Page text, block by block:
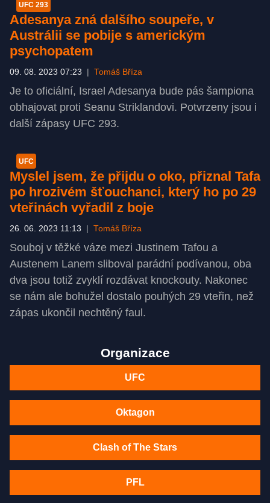
UFC 293
Adesanya zná dalšího soupeře, v
Austrálii se pobije s americkým
psychopatem
09. 08. 2023 07:23 Tomáš Bříza
Je to oficiální, Israel Adesanya bude pás šampiona
obhajovat proti Seanu Striklandovi. Potvrzeny jsou i
další zápasy UFC 293.
UFC
Myslel jsem, že přijdu o oko, přiznal Tafa
po hrozivém šťouchanci, který ho po 29
vteřinách vyřadil z boje
26. 06. 2023 11:13 Tomáš Bříza
Souboj v těžké váze mezi Justinem Tafou a
Austenem Lanem sliboval parádní podívanou, oba
dva jsou totiž zvyklí rozdávat knockouty. Nakonec
se nám ale bohužel dostalo pouhých 29 vteřin, než
zápas ukončil nechtěný faul.
Organizace
UFC
Oktagon
Clash of The Stars
PFL